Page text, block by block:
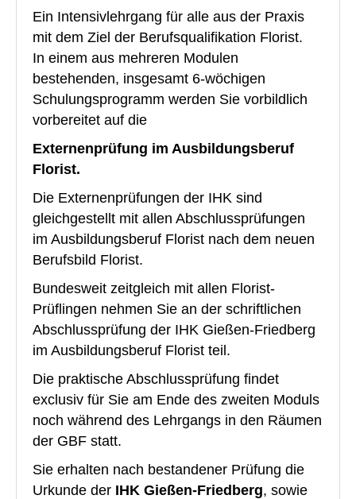
Floristik Event
Floristik Verkauf
Floristik Business
Lehrgänge
Floristmeisterlehrgäng der GBF in Grünberg und in
Floristmeisterlehrgänge in Grünberg und Köln finden
Florist mit IHK-Prüfung in Grünberg
Floristlehrgang mit IHK-Prüfung in Köln
flowerARTinternational
Buchungen
Wir über uns
Über uns
Unsere Philosophie
Partner und Empfehlungen
Ein Intensivlehrgang für alle aus der Praxis
mit dem Ziel der Berufsqualifikation Florist.
In einem aus mehreren Modulen
bestehenden, insgesamt 6-wöchigen
Schulungsprogramm werden Sie vorbildlich
vorbereitet auf die
Externenprüfung im Ausbildungsberuf
Florist.
Die Externenprüfungen der IHK sind
gleichgestellt mit allen Abschlussprüfungen
im Ausbildungsberuf Florist nach dem neuen
Berufsbild Florist.
Bundesweit zeitgleich mit allen Florist-
Prüflingen nehmen Sie an der schriftlichen
Abschlussprüfung der IHK Gießen-Friedberg
im Ausbildungsberuf Florist teil.
Die praktische Abschlussprüfung findet
exclusiv für Sie am Ende des zweiten Moduls
noch während des Lehrgangs in den Räumen
der GBF statt.
Sie erhalten nach bestandener Prüfung die
Urkunde der IHK Gießen-Friedberg, sowie